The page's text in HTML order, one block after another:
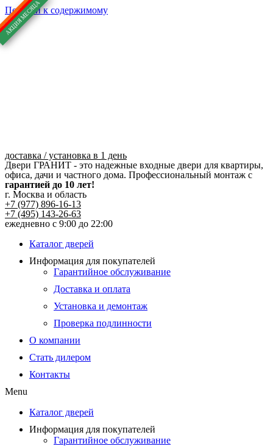
Перейти к содержимому
доставка / установка в 1 день
Двери ГРАНИТ - это надежные входные двери для квартиры,
офиса, дачи и частного дома. Профессиональный монтаж с
гарантией до 10 лет!
г. Москва и область
+7 (977) 896-16-13
+7 (495) 143-26-63
ежедневно с 9:00 до 22:00
Каталог дверей
Информация для покупателей
Гарантийное обслуживание
Доставка и оплата
Установка и демонтаж
Проверка подлинности
О компании
Стать дилером
Контакты
Menu
Каталог дверей
Информация для покупателей
Гарантийное обслуживание